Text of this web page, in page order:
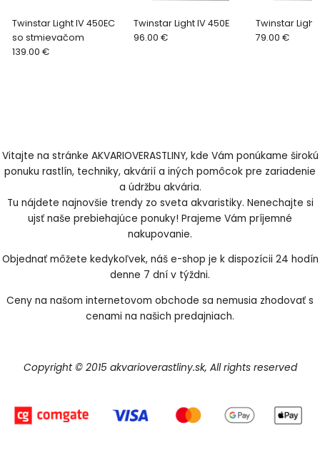
Twinstar Light IV 450EC
so stmievačom
139.00 €
Twinstar Light IV 450E
96.00 €
Twinstar Light
79.00 €
Vitajte na stránke AKVARIOVERASTLINY, kde Vám ponúkame širokú
ponuku rastlín, techniky, akvárií a iných pomôcok pre zariadenie
a údržbu akvária.
Tu nájdete najnovšie trendy zo sveta akvaristiky. Nenechajte si
ujsť naše prebiehajúce ponuky! Prajeme Vám príjemné
nakupovanie.
Objednať môžete kedykoľvek, náš e-shop je k dispozícii 24 hodín
denne 7 dní v týždni.
Ceny na našom internetovom obchode sa nemusia zhodovať s
cenami na našich predajniach.
Copyright © 2015 akvarioverastliny.sk, All rights reserved